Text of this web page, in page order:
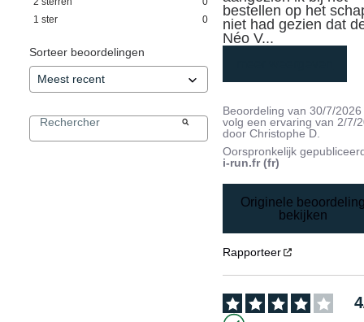
1 ster 0
Sorteer beoordelingen
bestellen op het
niet had gezien dat
Néo V...
Beoordeling van30/7/2026
volg een ervaring van 2/7/
doorChristophe D.
Oorspronkelijk
i-run.fr (fr)
Originele
bekijken
Rapporteer
4